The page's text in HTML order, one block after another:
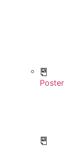
Poster